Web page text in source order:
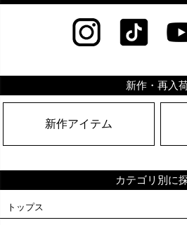
新作・再入
新作アイテム
カテゴリ別に
トップス